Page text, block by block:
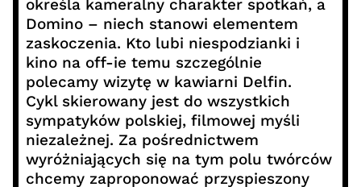
określa kameralny charakter spotkań, a
Domino – niech stanowi elementem
zaskoczenia. Kto lubi niespodzianki i
kino na off-ie temu szczególnie
polecamy wizytę w kawiarni Delfin.
Cykl skierowany jest do wszystkich
sympatyków polskiej, filmowej myśli
niezależnej. Za pośrednictwem
wyróżniających się na tym polu twórców
chcemy zaproponować przyspieszony